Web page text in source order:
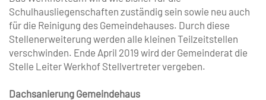
Schulhausliegenschaften zuständig sein sowie neu auch
für die Reinigung des Gemeindehauses. Durch diese
Stellenerweiterung werden alle kleinen Teilzeitstellen
verschwinden. Ende April 2019 wird der Gemeinderat die
Stelle Leiter Werkhof Stellvertreter vergeben.
Dachsanierung Gemeindehaus